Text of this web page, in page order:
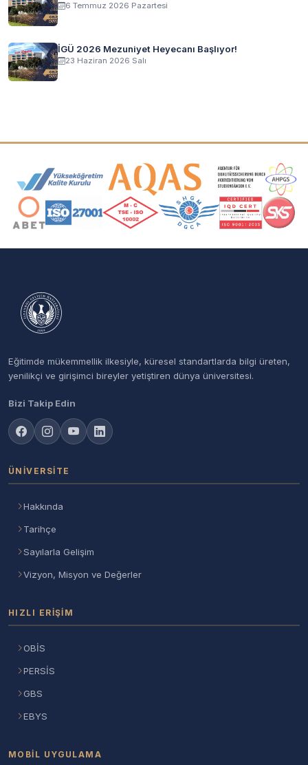
6 Temmuz 2026 Pazartesi
İGÜ 2026 Mezuniyet Heyecanı Başlıyor!
23 Haziran 2026 Salı
Akreditasyon ve Üyelik Logoları
Eğitimde mükemmellik ilkesiyle, küresel standartlarda bilgi üreten,
yenilikçi ve girişimci bireyler yetiştiren dünya üniversitesi.
Bizi Takip Edin
ÜNIVERSITE
Hakkında
Tarihçe
Sayılarla Gelişim
Vizyon, Misyon ve Değerler
HIZLI ERIŞIM
OBİS
PERSİS
GBS
EBYS
MOBIL UYGULAMA